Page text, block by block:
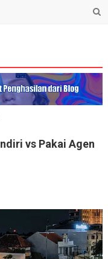
vs Pakai Agen